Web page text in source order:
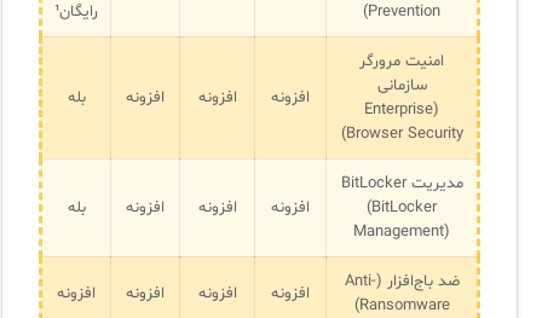
Prevention)
رایگان¹
امنیت مرورگر
سازمانی
(Enterprise
Browser Security)
افزونه افزونه افزونه بله
مدیریت BitLocker
(BitLocker
Management)
افزونه افزونه افزونه بله
ضد باج‌افزار (Anti-
Ransomware)
افزونه افزونه افزونه افزونه